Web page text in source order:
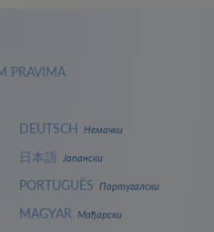
PRAVIMA
DEUTSCH Немачки
日本語 Јапански
PORTUGUÊS Португалски
MAGYAR Мађарски